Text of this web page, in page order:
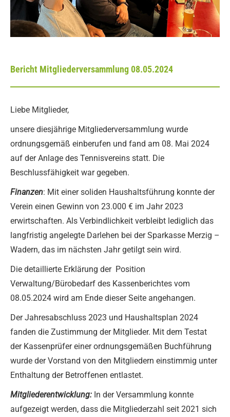
Bericht Mitgliederversammlung 08.05.2024
Liebe Mitglieder,
unsere diesjährige Mitgliederversammlung wurde
ordnungsgemäß einberufen und fand am 08. Mai 2024
auf der Anlage des Tennisvereins statt. Die
Beschlussfähigkeit war gegeben.
Finanzen: Mit einer soliden Haushaltsführung konnte der
Verein einen Gewinn von 23.000 € im Jahr 2023
erwirtschaften. Als Verbindlichkeit verbleibt lediglich das
langfristig angelegte Darlehen bei der Sparkasse Merzig –
Wadern, das im nächsten Jahr getilgt sein wird.
Die detaillierte Erklärung der Position
Verwaltung/Bürobedarf des Kassenberichtes vom
08.05.2024 wird am Ende dieser Seite angehangen.
Der Jahresabschluss 2023 und Haushaltsplan 2024
fanden die Zustimmung der Mitglieder. Mit dem Testat
der Kassenprüfer einer ordnungsgemäßen Buchführung
wurde der Vorstand von den Mitgliedern einstimmig unter
Enthaltung der Betroffenen entlastet.
Mitgliederentwicklung: In der Versammlung konnte
aufgezeigt werden, dass die Mitgliederzahl seit 2021 sich